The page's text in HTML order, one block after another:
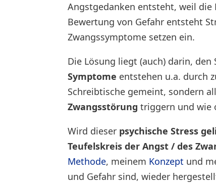
Angstgedanken entsteht, weil die
Bewertung von Gefahr entsteht
Zwangssymptome setzen ein.
Die Lösung liegt (auch) darin,
Symptome entstehen u.a. durch
Schreibtische gemeint, sondern
Zwangsstörung triggern und wie
Wird dieser psychische Stress
Teufelskreis der Angst / des
Methode, meinem Konzept und
und Gefahr sind, wieder